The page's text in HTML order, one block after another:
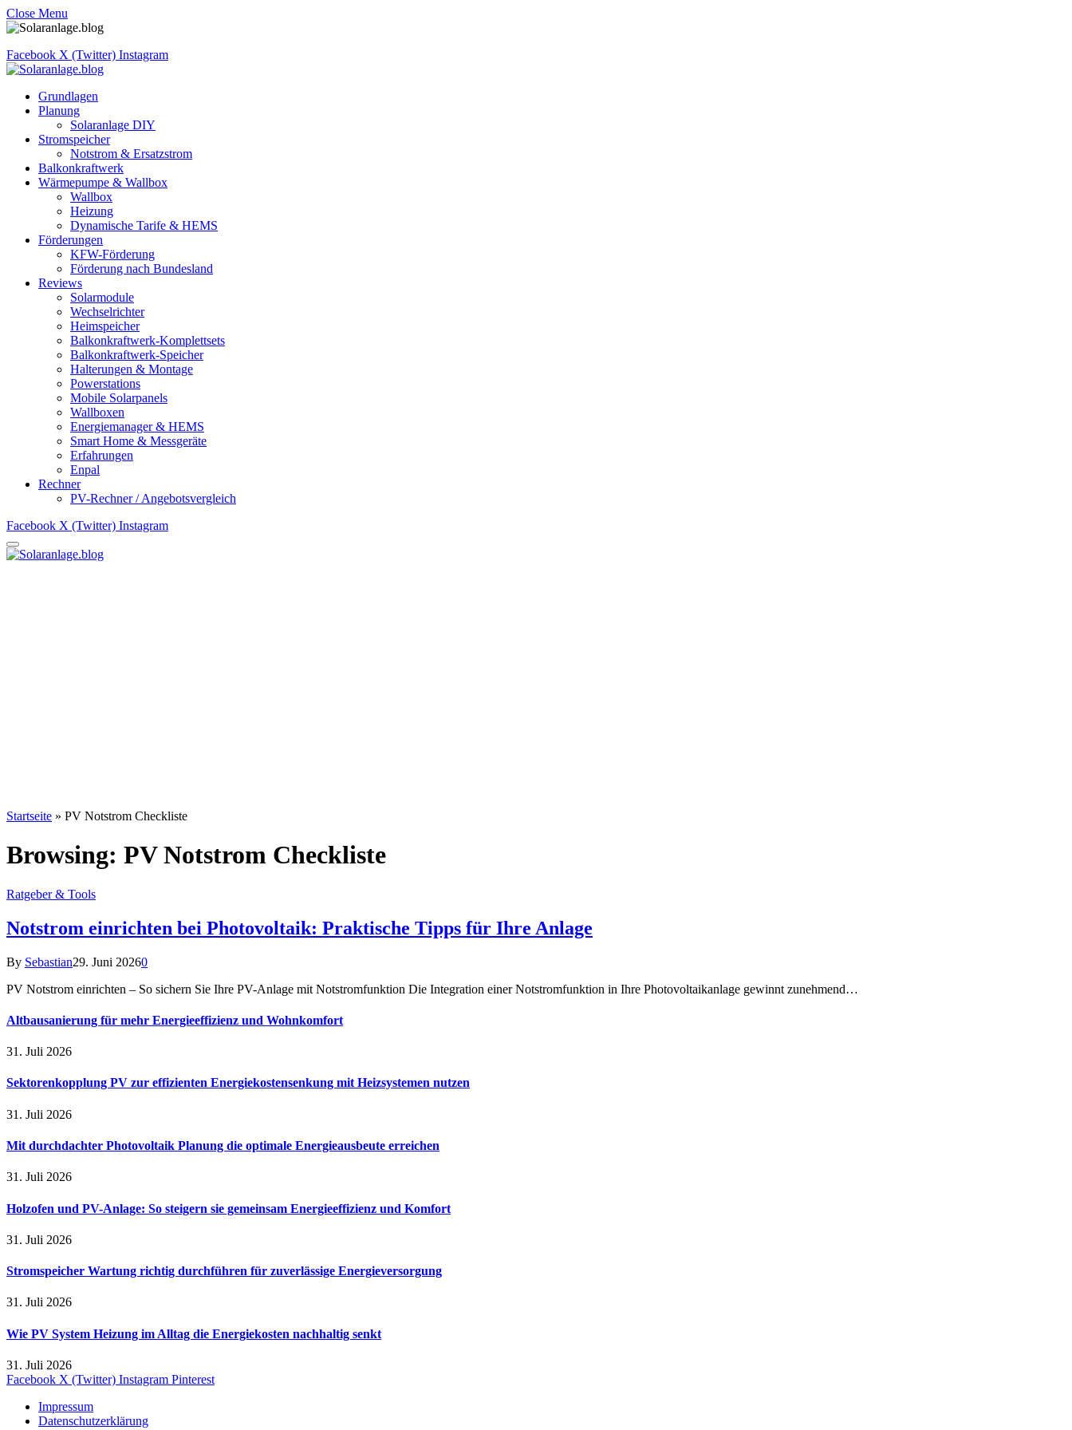
Close Menu
Facebook X (Twitter) Instagram
Grundlagen
Planung
Solaranlage DIY
Stromspeicher
Notstrom & Ersatzstrom
Balkonkraftwerk
Wärmepumpe & Wallbox
Wallbox
Heizung
Dynamische Tarife & HEMS
Förderungen
KFW-Förderung
Förderung nach Bundesland
Reviews
Solarmodule
Wechselrichter
Heimspeicher
Balkonkraftwerk-Komplettsets
Balkonkraftwerk-Speicher
Halterungen & Montage
Powerstations
Mobile Solarpanels
Wallboxen
Energiemanager & HEMS
Smart Home & Messgeräte
Erfahrungen
Enpal
Rechner
PV-Rechner / Angebotsvergleich
Facebook X (Twitter) Instagram
Startseite » PV Notstrom Checkliste
Browsing: PV Notstrom Checkliste
Ratgeber & Tools
Notstrom einrichten bei Photovoltaik: Praktische Tipps für Ihre Anlage
By Sebastian29. Juni 20260
PV Notstrom einrichten – So sichern Sie Ihre PV-Anlage mit Notstromfunktion Die Integration einer Notstromfunktion in Ihre Photovoltaikanlage gewinnt zunehmend…
Altbausanierung für mehr Energieeffizienz und Wohnkomfort
31. Juli 2026
Sektorenkopplung PV zur effizienten Energiekostensenkung mit Heizsystemen nutzen
31. Juli 2026
Mit durchdachter Photovoltaik Planung die optimale Energieausbeute erreichen
31. Juli 2026
Holzofen und PV-Anlage: So steigern sie gemeinsam Energieeffizienz und Komfort
31. Juli 2026
Stromspeicher Wartung richtig durchführen für zuverlässige Energieversorgung
31. Juli 2026
Wie PV System Heizung im Alltag die Energiekosten nachhaltig senkt
31. Juli 2026
Facebook X (Twitter) Instagram Pinterest
Impressum
Datenschutzerklärung